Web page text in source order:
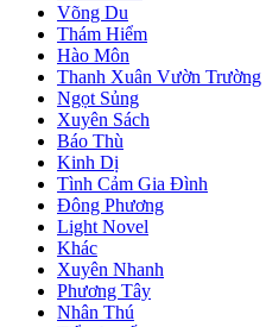
Võng Du
Thám Hiểm
Hào Môn
Thanh Xuân Vườn Trường
Ngọt Sủng
Xuyên Sách
Báo Thù
Kinh Dị
Tình Cảm Gia Đình
Đông Phương
Light Novel
Khác
Xuyên Nhanh
Phương Tây
Nhân Thú